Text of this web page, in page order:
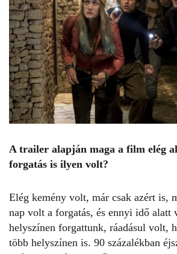
A trailer alapján maga a film elég
forgatás is ilyen volt?
Elég kemény volt, már csak azért is,
nap volt a forgatás, és ennyi idő alatt
helyszínen forgattunk, ráadásul volt,
több helyszínen is. 90 százalékban